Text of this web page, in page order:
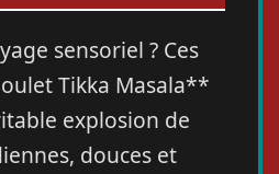
sensoriel ? Ces
Tikka Masala**
explosion de
douces et